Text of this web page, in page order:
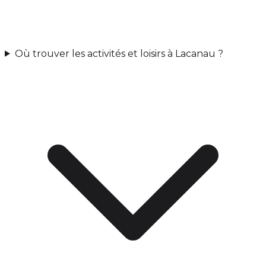
Où trouver les activités et loisirs à Lacanau ?